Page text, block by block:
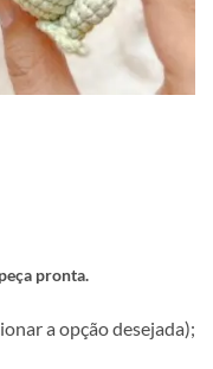
pronta.
a opção desejada);